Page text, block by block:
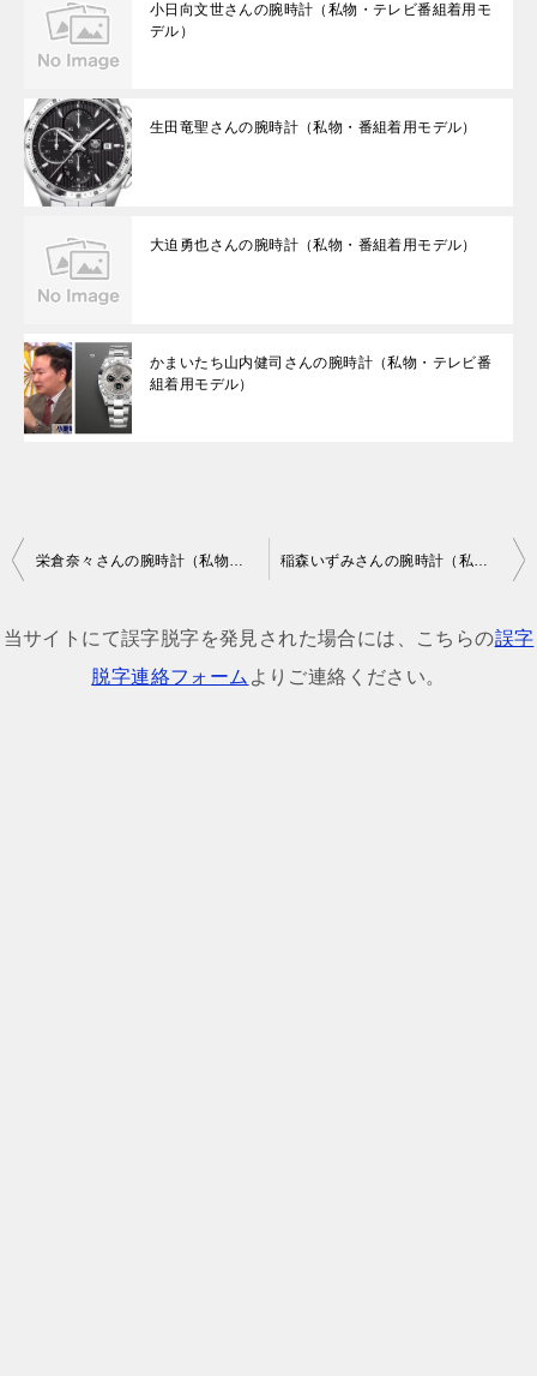
小日向文世さんの腕時計（私物・テレビ番組着用モ
デル）
生田竜聖さんの腕時計（私物・番組着用モデル）
大迫勇也さんの腕時計（私物・番組着用モデル）
かまいたち山内健司さんの腕時計（私物・テレビ番
組着用モデル）
投
ナ
栄倉奈々さんの腕時計（私物・テレビ番組着用モデル） 稲森いずみさんの腕時計（私物・テレビ番組着用モデル）
当サイトにて誤字脱字を発見された場合には、こちらの誤字
脱字連絡フォーム よりご連絡ください。